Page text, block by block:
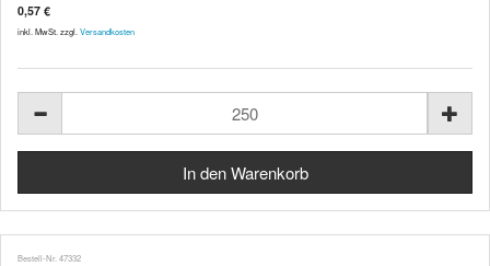
0,57 €
inkl. MwSt. zzgl. Versandkosten
Bestell-Nr. 47332